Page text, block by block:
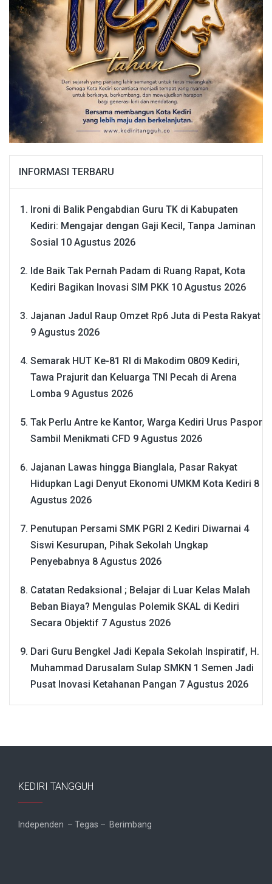
INFORMASI TERBARU
Ironi di Balik Pengabdian Guru TK di Kabupaten
Kediri: Mengajar dengan Gaji Kecil, Tanpa Jaminan
Sosial 10 Agustus 2026
Ide Baik Tak Pernah Padam di Ruang Rapat, Kota
Kediri Bagikan Inovasi SIM PKK 10 Agustus 2026
Jajanan Jadul Raup Omzet Rp6 Juta di Pesta Rakyat
9 Agustus 2026
Semarak HUT Ke-81 RI di Makodim 0809 Kediri,
Tawa Prajurit dan Keluarga TNI Pecah di Arena
Lomba 9 Agustus 2026
Tak Perlu Antre ke Kantor, Warga Kediri Urus Paspor
Sambil Menikmati CFD 9 Agustus 2026
Jajanan Lawas hingga Bianglala, Pasar Rakyat
Hidupkan Lagi Denyut Ekonomi UMKM Kota Kediri 8
Agustus 2026
Penutupan Persami SMK PGRI 2 Kediri Diwarnai 4
Siswi Kesurupan, Pihak Sekolah Ungkap
Penyebabnya 8 Agustus 2026
Catatan Redaksional ; Belajar di Luar Kelas Malah
Beban Biaya? Mengulas Polemik SKAL di Kediri
Secara Objektif 7 Agustus 2026
Dari Guru Bengkel Jadi Kepala Sekolah Inspiratif, H.
Muhammad Darusalam Sulap SMKN 1 Semen Jadi
Pusat Inovasi Ketahanan Pangan 7 Agustus 2026
KEDIRI TANGGUH
Independen – Tegas – Berimbang